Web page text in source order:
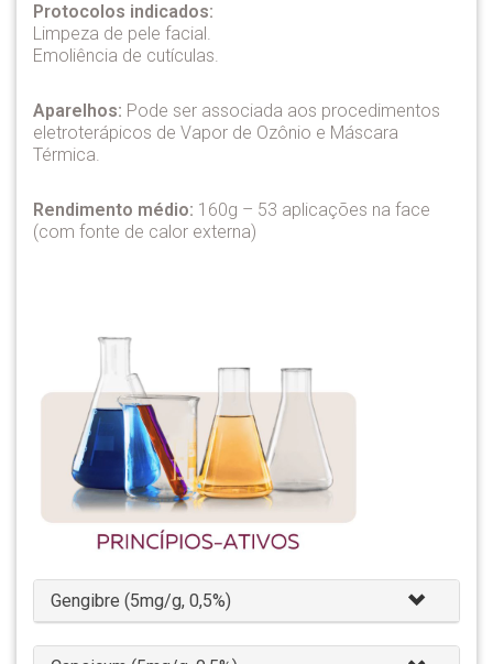
Protocolos indicados:
Limpeza de pele facial.
Emoliência de cutículas.
Aparelhos: Pode ser associada aos procedimentos
eletroterápicos de Vapor de Ozônio e Máscara
Térmica.
Rendimento médio: 160g – 53 aplicações na face
(com fonte de calor externa)
Gengibre (5mg/g, 0,5%)